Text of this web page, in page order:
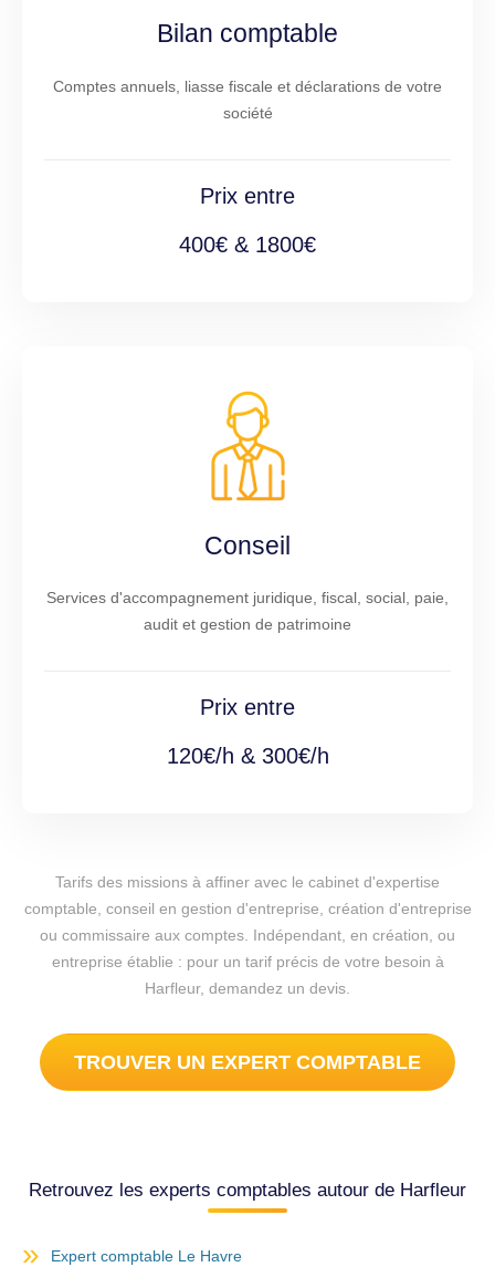
Bilan comptable
Comptes annuels, liasse fiscale et déclarations de votre
société
Prix entre
400€ & 1800€
Conseil
Services d'accompagnement juridique, fiscal, social, paie,
audit et gestion de patrimoine
Prix entre
120€/h & 300€/h
Tarifs des missions à affiner avec le cabinet d'expertise
comptable, conseil en gestion d'entreprise, création d'entreprise
ou commissaire aux comptes. Indépendant, en création, ou
entreprise établie : pour un tarif précis de votre besoin à
Harfleur, demandez un devis.
TROUVER UN EXPERT COMPTABLE
Retrouvez les experts comptables autour de Harfleur
Expert comptable Le Havre